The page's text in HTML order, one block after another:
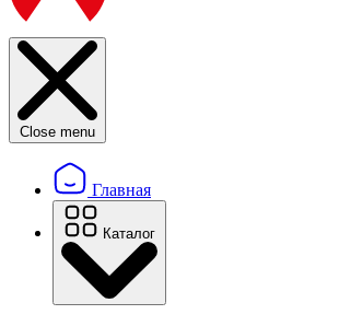
Close menu
Главная
Каталог